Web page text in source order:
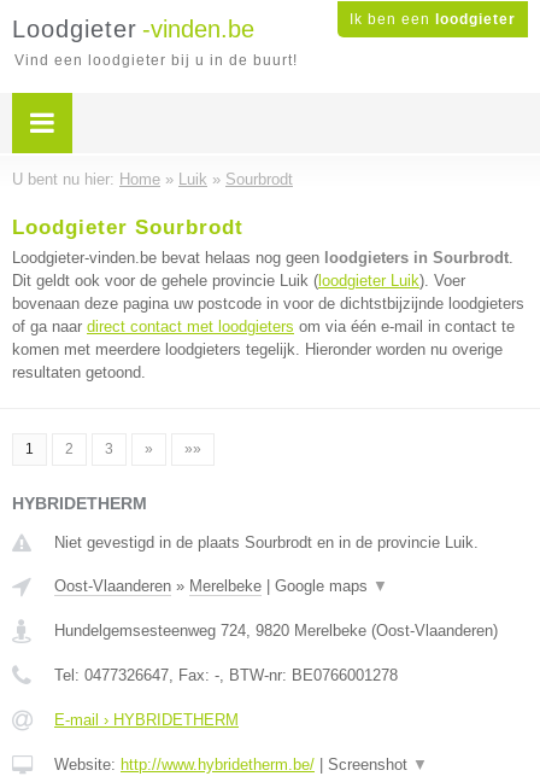
Ik ben een loodgieter
Loodgieter -vinden.be
Vind een loodgieter bij u in de buurt!
U bent nu hier: Home » Luik » Sourbrodt
Loodgieter Sourbrodt
Loodgieter-vinden.be bevat helaas nog geen loodgieters in Sourbrodt.
Dit geldt ook voor de gehele provincie Luik ( loodgieter Luik). Voer
bovenaan deze pagina uw postcode in voor de dichtstbijzijnde loodgieters
of ga naar direct contact met loodgieters om via één e-mail in contact te
komen met meerdere loodgieters tegelijk. Hieronder worden nu overige
resultaten getoond.
1 2 3 » »»
HYBRIDETHERM
Niet gevestigd in de plaats Sourbrodt en in de provincie Luik.
Oost-Vlaanderen » Merelbeke Google maps ▼
Hundelgemsesteenweg 724, 9820 Merelbeke (Oost-Vlaanderen)
Tel: 0477326647, Fax: -, BTW-nr: BE0766001278
E-mail › HYBRIDETHERM
Website: http://www.hybridetherm.be/ Screenshot ▼